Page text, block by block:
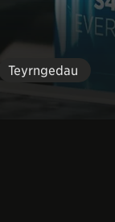
Teyrngedau